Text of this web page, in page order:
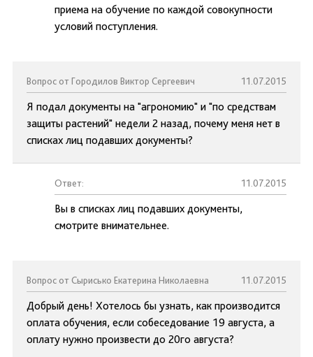
приема на обучение по каждой совокупности
условий поступления.
Вопрос от Городилов Виктор Сергеевич 11.07.2015
Я подал документы на "агрономию" и "по средствам
защиты растений" недели 2 назад, почему меня нет в
списках лиц подавших документы?
Ответ: 11.07.2015
Вы в списках лиц подавших документы,
смотрите внимательнее.
Вопрос от Сырисько Екатерина Николаевна 11.07.2015
Добрый день! Хотелось бы узнать, как производится
оплата обучения, если собеседование 19 августа, а
оплату нужно произвести до 20го августа?